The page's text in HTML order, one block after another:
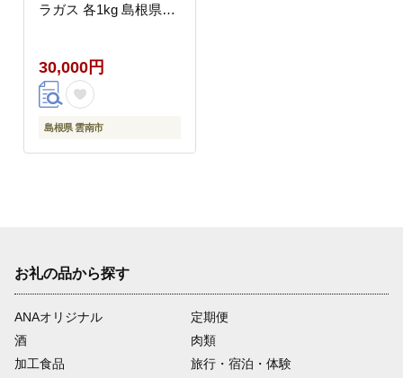
ラガス 各1kg 島根県雲
[AIEJ002]
30,000円
島根県 雲南市
お礼の品から探す
ANAオリジナル
定期便
酒
肉類
加工食品
旅行・宿泊・体験